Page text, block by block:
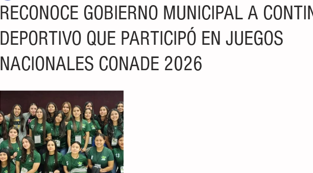
RECONOCE GOBIERNO MUNICIPAL A
DEPORTIVO QUE PARTICIPÓ EN JUEGOS
NACIONALES CONADE 2026